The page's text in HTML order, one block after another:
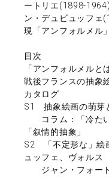
ートリエ(1898-
ン・デュビュッフェ
現「アンフォルメル
目次
「アンフォルメル
戦後フランスの抽象
カタログ
S1 抽象絵画の萌芽
コラム：「冷たい
「叙情的抽象」
S2 「不定形な」絵
ュッフェ、ヴォルス
ジャン・フォー